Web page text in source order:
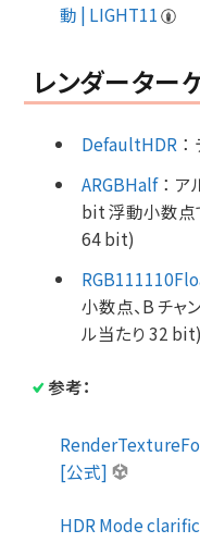
動 | LIGHT11
レンダーター
DefaultHDR ：
ARGBHalf： ア
bit 浮動小数点
64 bit)
小数点、B チ
ル当たり 32 bit)
参考：
[公式]
HDR Mode